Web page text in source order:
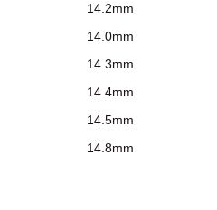
14.2mm
14.0mm
14.3mm
14.4mm
14.5mm
14.8mm